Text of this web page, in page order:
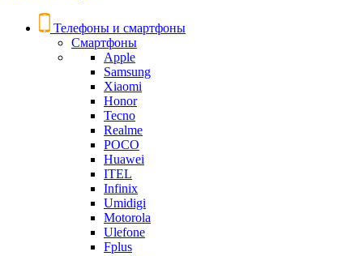
Телефоны и смартфоны
Смартфоны
Apple
Samsung
Xiaomi
Honor
Tecno
Realme
POCO
Huawei
ITEL
Infinix
Umidigi
Motorola
Ulefone
Fplus